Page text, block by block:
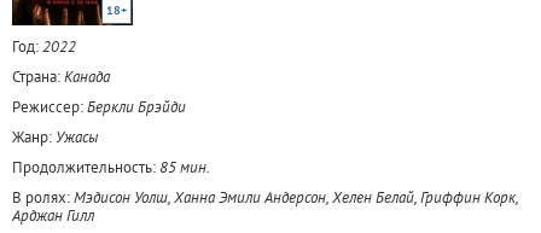
18+
Год:2022
Страна:Канада
Режиссер:Беркли Брэйди
Жанр: Ужасы
Продолжительность:85 мин.
В ролях:Мэдисон Уолш, Ханна Эмили Андерсон, Хелен Белай, Гриффин Корк,
Арджан Гилл